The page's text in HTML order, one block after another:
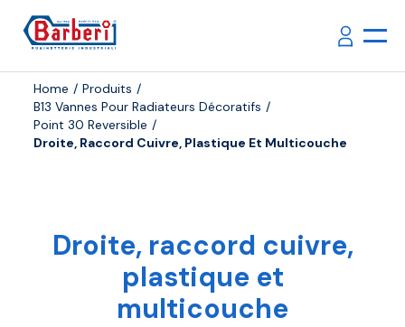
Home
Produits
B13 Vannes Pour Radiateurs Décoratifs
Point 30 Reversible
Droite, Raccord Cuivre, Plastique Et Multicouche
Droite, raccord cuivre,
plastique et
multicouche